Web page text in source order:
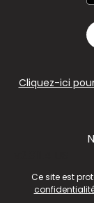
Cliquez-ici
Ce site est